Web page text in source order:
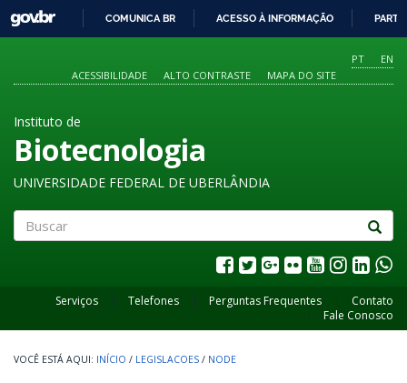
O
CONTEÚDO
GOVBR
COMUNICA BR ACESSO À INFORMAÇÃO
PT
EN
ACESSIBILIDADE
ALTO CONTRASTE MAPA DO SITE
Instituto de
Biotecnologia
UNIVERSIDADE FEDERAL DE UBERLÂNDIA
Serviços Telefones Perguntas Frequentes
Contato
Fale Conosco
INÍCIO / LEGISLACOES / NODE